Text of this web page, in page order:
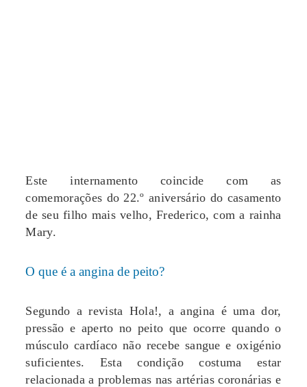
Este internamento coincide com as
comemorações do 22.º aniversário do casamento
de seu filho mais velho, Frederico, com a rainha
Mary.
O que é a angina de peito?
Segundo a revista Hola!, a angina é uma dor,
pressão e aperto no peito que ocorre quando o
músculo cardíaco não recebe sangue e oxigénio
suficientes. Esta condição costuma estar
relacionada a problemas nas artérias coronárias e